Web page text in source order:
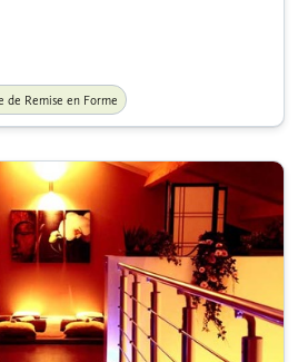
de Remise en Forme